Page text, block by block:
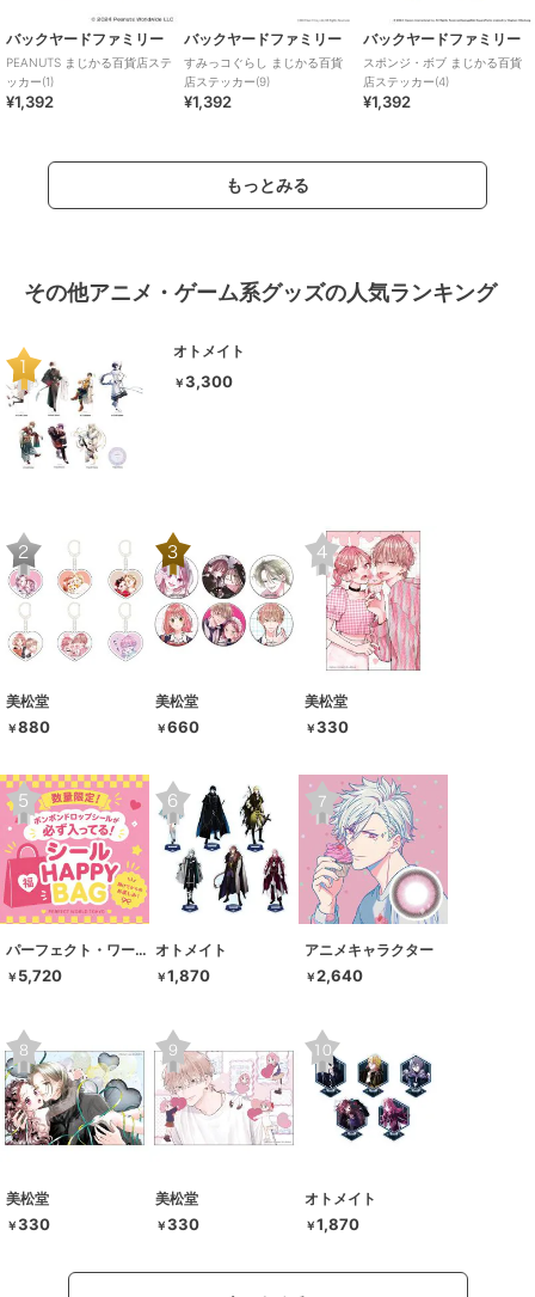
バックヤードファミリー
PEANUTS まじかる百貨店ステ
ッカー(1)
¥1,392
バックヤードファミリー
すみっコぐらし まじかる百貨
店ステッカー(9)
¥1,392
バックヤードファミリー
スポンジ・ボブ まじかる百貨
店ステッカー(4)
¥1,392
もっとみる
その他アニメ・ゲーム系グッズの人気ランキング
オトメイト
￥3,300
美松堂
￥880
美松堂
￥660
美松堂
￥330
パーフェクト・ワールド・トーキョー
￥ 5,720
オトメイト
￥1,870
アニメキャラクター
￥2,640
美松堂
￥330
美松堂
￥330
オトメイト
￥1,870